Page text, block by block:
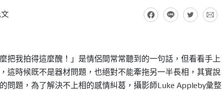
把我拍得這麼醜！」是情侶間常常聽到的一句話，但看看手上
這時候既不是器材問題，也絕對不能牽拖另一半長相，其實說
問題，為了解決不上相的感情糾葛，攝影師Luke Appleby彙整